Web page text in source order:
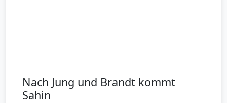
Nach Jung und Brandt kommt
Sahin